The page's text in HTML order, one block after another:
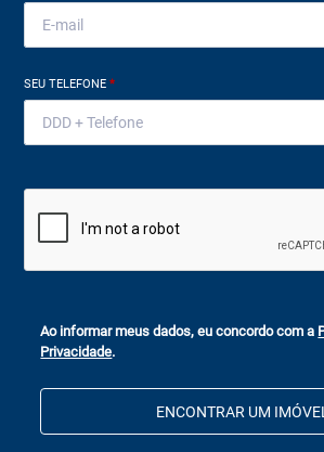
SEU TELEFONE*
Ao informar meus dados, eu concordo com a
Privacidade.
ENCONTRAR UM IMÓVEL